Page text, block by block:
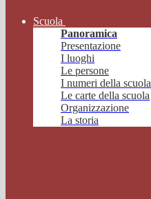
Scuola
Panoramica
Presentazione
I luoghi
Le persone
I numeri della scuola
Le carte della scuola
Organizzazione
La storia